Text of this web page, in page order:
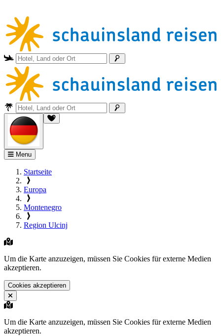
Menu
Startseite
Europa
Montenegro
Region Ulcinj
Um die Karte anzuzeigen, müssen Sie Cookies für externe Medien
akzeptieren.
Cookies akzeptieren
Um die Karte anzuzeigen, müssen Sie Cookies für externe Medien
akzeptieren.